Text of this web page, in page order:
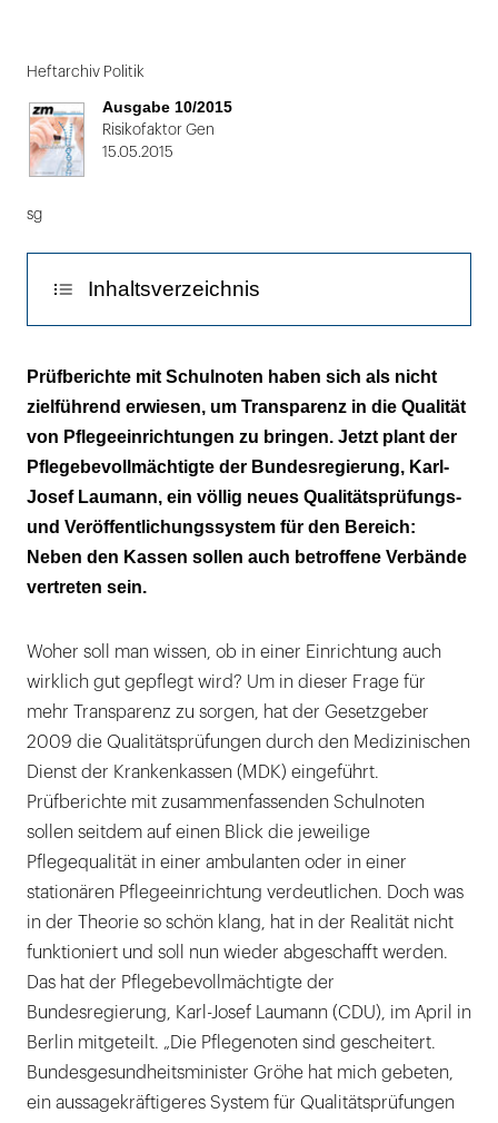
1
von
2
Heftarchiv Politik
Ausgabe 10/2015
Risikofaktor Gen
15.05.2015
sg
Inhaltsverzeichnis
Erweiterter Kreis
Genaue Prüfung
Prüfberichte mit Schulnoten haben sich als nicht
zielführend erwiesen, um Transparenz in die Qualität
von Pflegeeinrichtungen zu bringen. Jetzt plant der
Pflegebevollmächtigte der Bundesregierung, Karl-
Josef Laumann, ein völlig neues Qualitätsprüfungs-
und Veröffentlichungssystem für den Bereich:
Neben den Kassen sollen auch betroffene Verbände
vertreten sein.
Woher soll man wissen, ob in einer Einrichtung auch
wirklich gut gepflegt wird? Um in dieser Frage für
mehr Transparenz zu sorgen, hat der Gesetzgeber
2009 die Qualitätsprüfungen durch den Medizinischen
Dienst der Krankenkassen (MDK) eingeführt.
Prüfberichte mit zusammenfassenden Schulnoten
sollen seitdem auf einen Blick die jeweilige
Pflegequalität in einer ambulanten oder in einer
stationären Pflegeeinrichtung verdeutlichen. Doch was
in der Theorie so schön klang, hat in der Realität nicht
funktioniert und soll nun wieder abgeschafft werden.
Das hat der Pflegebevollmächtigte der
Bundesregierung, Karl-Josef Laumann (CDU), im April in
Berlin mitgeteilt. „Die Pflegenoten sind gescheitert.
Bundesgesundheitsminister Gröhe hat mich gebeten,
ein aussagekräftigeres System für Qualitätsprüfungen